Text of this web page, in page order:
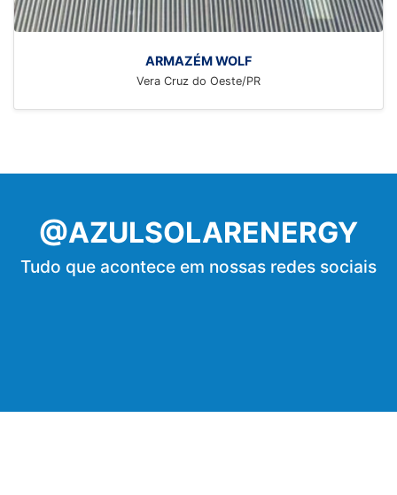
ARMAZÉM WOLF
Vera Cruz do Oeste/PR
@AZULSOLARENERGY
Tudo que acontece em nossas redes sociais